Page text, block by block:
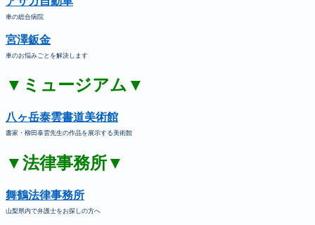
車の総合病院
宮澤鈑金
車のお悩みごとを解決します
▼ミュージアム▼
八ヶ岳泰雲書道美術館
書家・柳田泰雲先生の作品を展示する美術館
▼法律事務所▼
舞鶴法律事務所
山梨県内で弁護士をお探しの方へ